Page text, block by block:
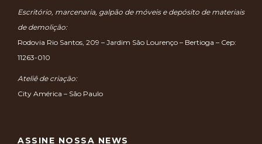
Escritório, marcenaria, galpão de móveis e depósito de materiais
de demolição:
Rodovia Rio Santos, 209 – Jardim São Lourenço – Bertioga – Cep:
11263-010
Ateliê de criação:
City América – São Paulo
ASSINE NOSSA NEWS